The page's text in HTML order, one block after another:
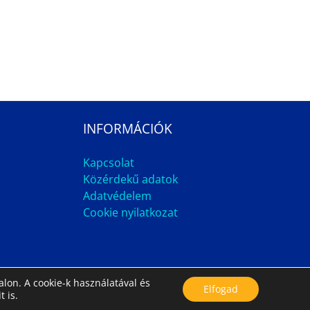
INFORMÁCIÓK
Kapcsolat
Közérdekű adatok
Adatvédelem
Cookie nyilatkozat
Impresszum Állás Archívum
A cookie-k használatával és
is. Elfogad